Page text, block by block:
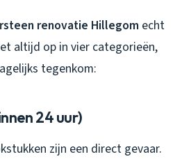
renovatie Hillegom echt
altijd op in vier categorieën,
tegenkom:
24 uur)
zijn een direct gevaar.